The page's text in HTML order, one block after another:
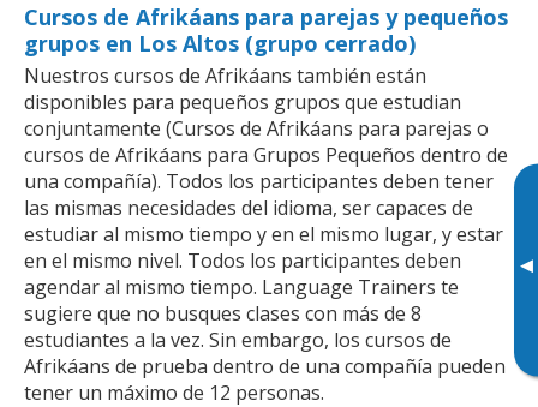
▸
Cursos de Afrikáans para parejas y pequeños
grupos en Los Altos (grupo cerrado)
Nuestros cursos de Afrikáans también están
disponibles para pequeños grupos que estudian
conjuntamente (Cursos de Afrikáans para parejas o
cursos de Afrikáans para Grupos Pequeños dentro de
una compañía). Todos los participantes deben tener
las mismas necesidades del idioma, ser capaces de
estudiar al mismo tiempo y en el mismo lugar, y estar
en el mismo nivel. Todos los participantes deben
agendar al mismo tiempo. Language Trainers te
sugiere que no busques clases con más de 8
estudiantes a la vez. Sin embargo, los cursos de
Afrikáans de prueba dentro de una compañía pueden
tener un máximo de 12 personas.